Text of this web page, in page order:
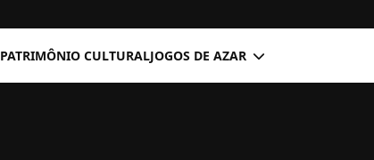
PATRIMÔNIO CULTURALJOGOS DE AZAR